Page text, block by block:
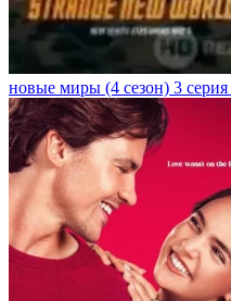
новые миры (4 сезон) 3 серия